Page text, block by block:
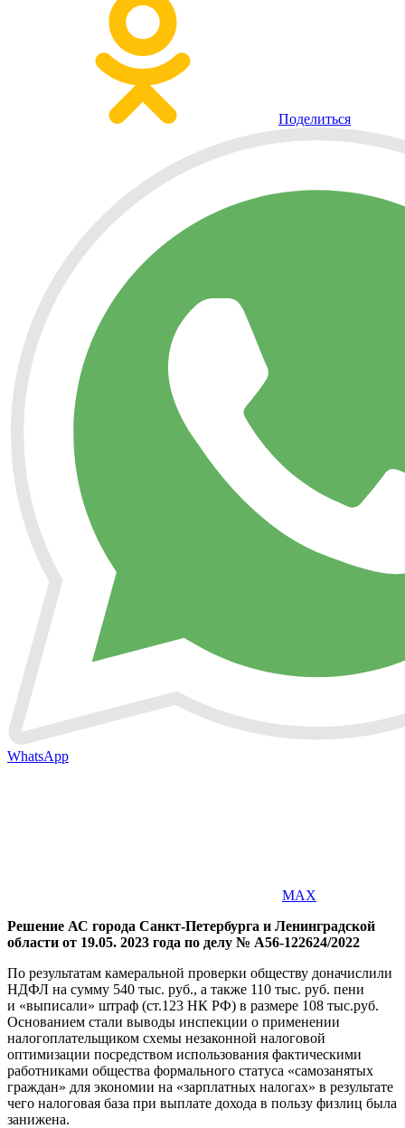
Поделиться
WhatsApp
MAX
Решение АС города Санкт-Петербурга и Ленинградской
области от 19.05. 2023 года по делу № А56-122624/2022
По результатам камеральной проверки обществу доначислили
НДФЛ на сумму 540 тыс. руб., а также 110 тыс. руб. пени
и «выписали» штраф (ст.123 НК РФ) в размере 108 тыс.руб.
Основанием стали выводы инспекции о применении
налогоплательщиком схемы незаконной налоговой
оптимизации посредством использования фактическими
работниками общества формального статуса «самозанятых
граждан» для экономии на «зарплатных налогах» в результате
чего налоговая база при выплате дохода в пользу физлиц была
занижена.